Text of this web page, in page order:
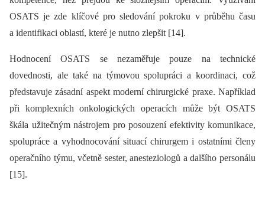
OSATS je zde klíčové pro sledování pokroku v průběhu času
a identifikaci oblastí, které je nutno zlepšit [14].
Hodnocení OSATS se nezaměřuje pouze na technické
dovednosti, ale také na týmovou spolupráci a koordinaci, což
představuje zásadní aspekt moderní chirurgické praxe. Například
při komplexních onkologických operacích může být OSATS
škála užitečným nástrojem pro posouzení efektivity komunikace,
spolupráce a vyhodnocování situací chirurgem i ostatními členy
operačního týmu, včetně sester, anesteziologů a dalšího personálu
[15].